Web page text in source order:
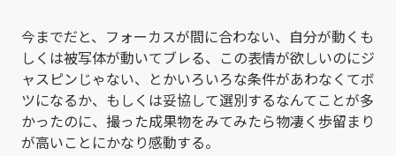
今までだと、フォーカスが間に合わない、自分が動くも
しくは被写体が動いてブレる、この表情が欲しいのにジ
ャスピンじゃない、とかいろいろな条件があわなくてボ
ツになるか、もしくは妥協して選別するなんてことが多
かったのに、撮った成果物をみてみたら物凄く歩留まり
が高いことにかなり感動する。